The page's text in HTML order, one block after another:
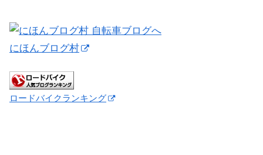
にほんブログ村
ロードバイクランキング